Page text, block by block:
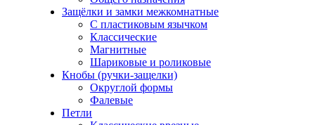
Защёлки и замки межкомнатные
С пластиковым язычком
Классические
Магнитные
Шариковые и роликовые
Кнобы (ручки-защелки)
Округлой формы
Фалевые
Петли